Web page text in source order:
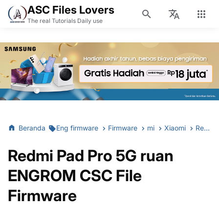
ASC Files Lovers
The real Tutorials Daily use
Beranda Eng firmware Firmware mi Xiaomi Redmi Pad Pro 5G ruan ENGROM CSC File Firmware
Redmi Pad Pro 5G ruan
ENGROM CSC File
Firmware